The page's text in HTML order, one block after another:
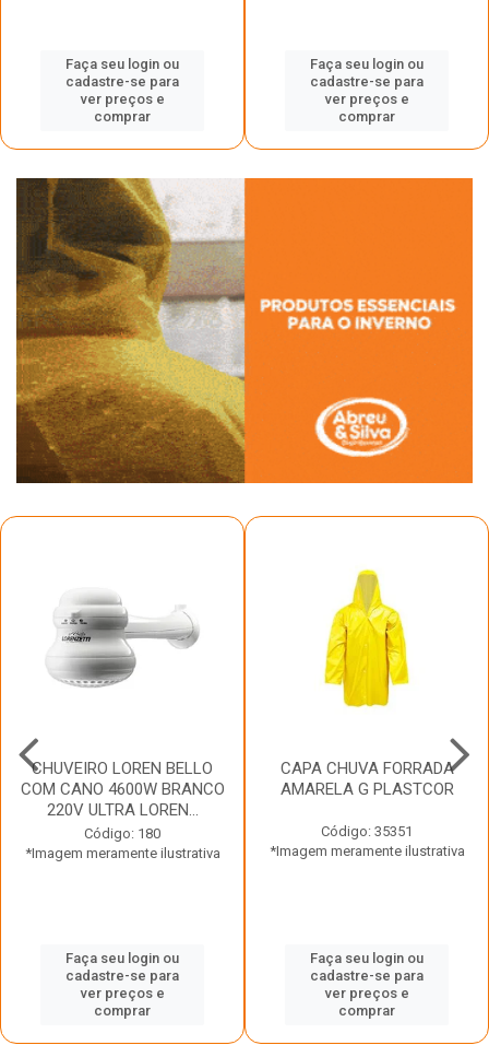
Faça seu login ou
cadastre-se para
ver preços e
comprar
Faça seu login ou
cadastre-se para
ver preços e
comprar
CHUVEIRO LOREN BELLO
COM CANO 4600W BRANCO
220V ULTRA LOREN...
Código: 180
*Imagem meramente ilustrativa
Faça seu login ou
cadastre-se para
ver preços e
comprar
CAPA CHUVA FORRADA
AMARELA G PLASTCOR
Código: 35351
*Imagem meramente ilustrativa
Faça seu login ou
cadastre-se para
ver preços e
comprar